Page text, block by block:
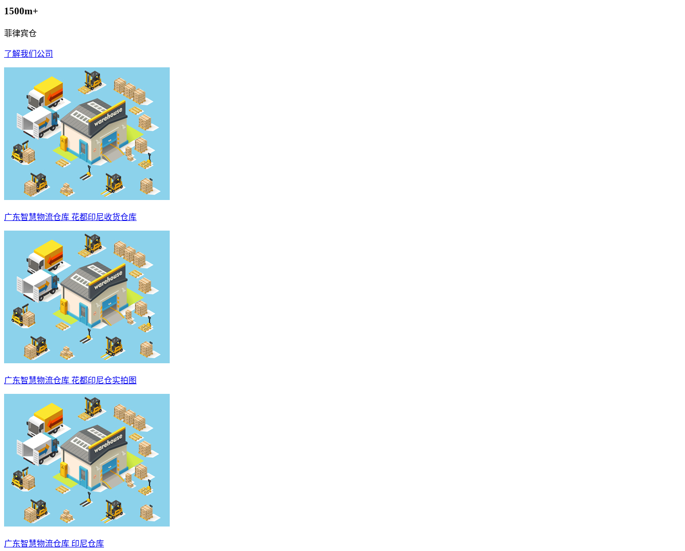
1500m+
菲律宾仓
了解我们公司
广东智慧物流仓库 花都印尼收货仓库
广东智慧物流仓库 花都印尼仓实拍图
广东智慧物流仓库 印尼仓库